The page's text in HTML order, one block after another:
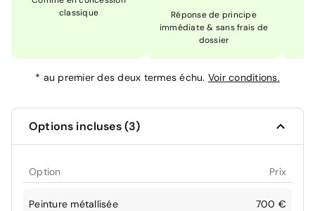
classique
Réponse de principe
immédiate & sans frais de
dossier
* au premier des deux termes échu. Voir conditions.
Options incluses (3)
Option Prix
Peinture métallisée 700 €